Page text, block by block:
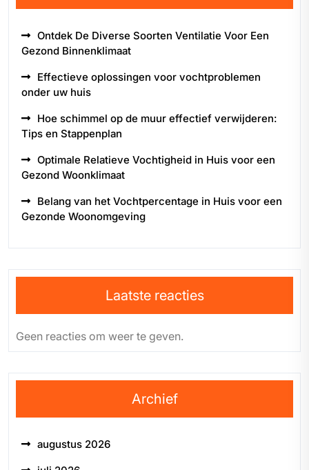
Ontdek De Diverse Soorten Ventilatie Voor Een
Gezond Binnenklimaat
Effectieve oplossingen voor vochtproblemen
onder uw huis
Hoe schimmel op de muur effectief verwijderen:
Tips en Stappenplan
Optimale Relatieve Vochtigheid in Huis voor een
Gezond Woonklimaat
Belang van het Vochtpercentage in Huis voor een
Gezonde Woonomgeving
Laatste reacties
Geen reacties om weer te geven.
Archief
augustus 2026